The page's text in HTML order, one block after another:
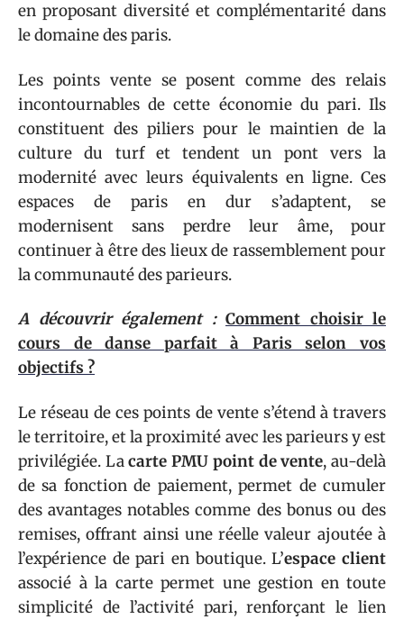
en proposant diversité et complémentarité dans
le domaine des paris.
Les points vente se posent comme des relais
incontournables de cette économie du pari. Ils
constituent des piliers pour le maintien de la
culture du turf et tendent un pont vers la
modernité avec leurs équivalents en ligne. Ces
espaces de paris en dur s’adaptent, se
modernisent sans perdre leur âme, pour
continuer à être des lieux de rassemblement pour
la communauté des parieurs.
A découvrir également : Comment choisir le
cours de danse parfait à Paris selon vos
objectifs ?
Le réseau de ces points de vente s’étend à travers
le territoire, et la proximité avec les parieurs y est
privilégiée. Lacarte PMU point de vente, au-delà
de sa fonction de paiement, permet de cumuler
des avantages notables comme des bonus ou des
remises, offrant ainsi une réelle valeur ajoutée à
l’expérience de pari en boutique. L’espace client
associé à la carte permet une gestion en toute
simplicité de l’activité pari, renforçant le lien